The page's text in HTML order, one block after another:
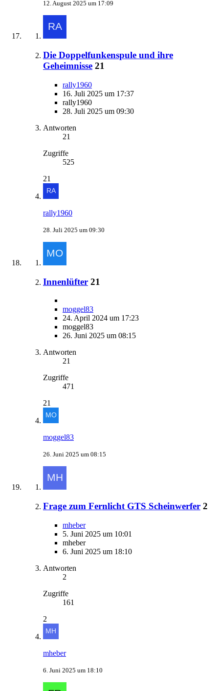
12. August 2025 um 17:09
Die Doppelfunkenspule und ihre
Geheimnisse 21
rally1960
16. Juli 2025 um 17:37
rally1960
28. Juli 2025 um 09:30
Antworten
21
Zugriffe
525
21
rally1960
28. Juli 2025 um 09:30
Innenlüfter 21
moggel83
24. April 2024 um 17:23
moggel83
26. Juni 2025 um 08:15
Antworten
21
Zugriffe
471
21
moggel83
26. Juni 2025 um 08:15
Frage zum Fernlicht GTS Scheinwerfer 2
mheber
5. Juni 2025 um 10:01
mheber
6. Juni 2025 um 18:10
Antworten
2
Zugriffe
161
2
mheber
6. Juni 2025 um 18:10